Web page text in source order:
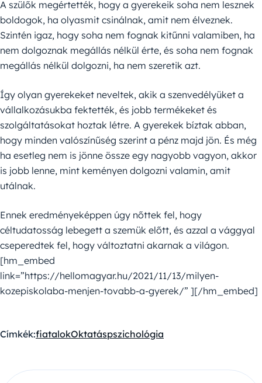
A szülők megértették, hogy a gyerekeik soha nem lesznek
boldogok, ha olyasmit csinálnak, amit nem élveznek.
Szintén igaz, hogy soha nem fognak kitűnni valamiben, ha
nem dolgoznak megállás nélkül érte, és soha nem fognak
megállás nélkül dolgozni, ha nem szeretik azt.
Így olyan gyerekeket neveltek, akik a szenvedélyüket a
vállalkozásukba fektették, és jobb termékeket és
szolgáltatásokat hoztak létre. A gyerekek bíztak abban,
hogy minden valószínűség szerint a pénz majd jön. És még
ha esetleg nem is jönne össze egy nagyobb vagyon, akkor
is jobb lenne, mint keményen dolgozni valamin, amit
utálnak.
Ennek eredményeképpen úgy nőttek fel, hogy
céltudatosság lebegett a szemük előtt, és azzal a vággyal
cseperedtek fel, hogy változtatni akarnak a világon.
[hm_embed
link=”https://hellomagyar.hu/2021/11/13/milyen-
kozepiskolaba-menjen-tovabb-a-gyerek/” ][/hm_embed]
Címkék:fiatalokOktatáspszichológia